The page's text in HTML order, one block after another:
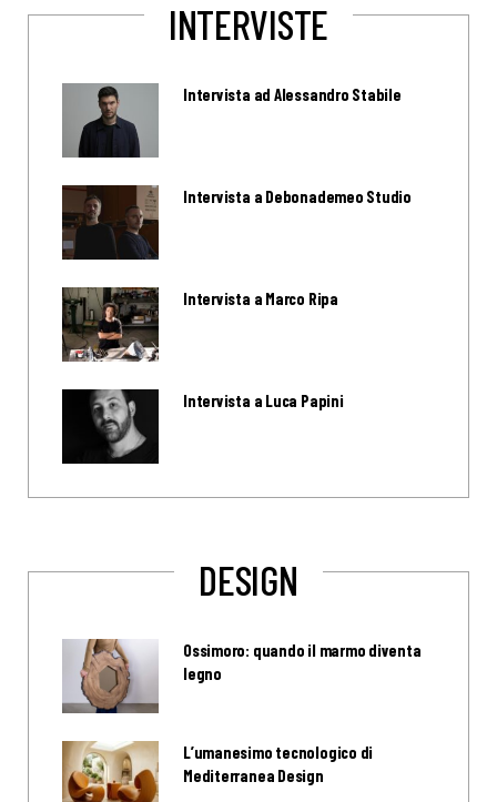
INTERVISTE
Intervista ad Alessandro Stabile
Intervista a Debonademeo Studio
Intervista a Marco Ripa
Intervista a Luca Papini
DESIGN
Ossimoro: quando il marmo diventa
legno
L’umanesimo tecnologico di
Mediterranea Design